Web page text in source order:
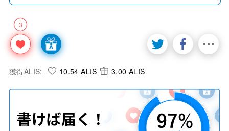
3
獲得ALIS: 10.54 ALIS 3.00 ALIS